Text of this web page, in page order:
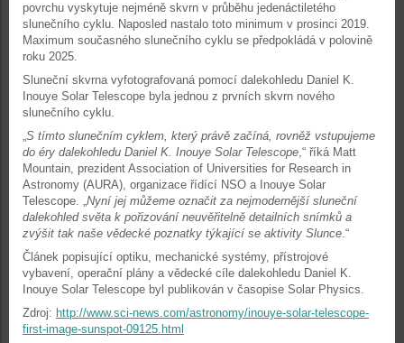
povrchu vyskytuje nejméně skvrn v průběhu jedenáctiletého
slunečního cyklu. Naposled nastalo toto minimum v prosinci 2019.
Maximum současného slunečního cyklu se předpokládá v polovině
roku 2025.
Sluneční skvrna vyfotografovaná pomocí dalekohledu Daniel K.
Inouye Solar Telescope byla jednou z prvních skvrn nového
slunečního cyklu.
„S tímto slunečním cyklem, který právě začíná, rovněž vstupujeme
do éry dalekohledu Daniel K. Inouye Solar Telescope,“ říká Matt
Mountain, prezident Association of Universities for Research in
Astronomy (AURA), organizace řídící NSO a Inouye Solar
Telescope. „Nyní jej můžeme označit za nejmodernější sluneční
dalekohled světa k pořizování neuvěřitelně detailních snímků a
zvýšit tak naše vědecké poznatky týkající se aktivity Slunce.“
Článek popisující optiku, mechanické systémy, přístrojové
vybavení, operační plány a vědecké cíle dalekohledu Daniel K.
Inouye Solar Telescope byl publikován v časopise Solar Physics.
Zdroj: http://www.sci-news.com/astronomy/inouye-solar-telescope-
first-image-sunspot-09125.html